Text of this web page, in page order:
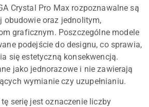
Crystal Pro Max rozpoznawalne są
obudowie oraz jednolitym,
graficznym. Poszczególne modele
podejście do designu, co sprawia,
się estetyczną konsekwencją.
jako jednorazowe i nie zawierają
wymianie czy uzupełnianiu.
serię jest oznaczenie liczby